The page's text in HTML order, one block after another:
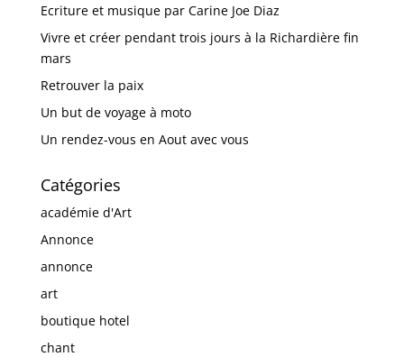
Ecriture et musique par Carine Joe Diaz
Vivre et créer pendant trois jours à la Richardière fin
mars
Retrouver la paix
Un but de voyage à moto
Un rendez-vous en Aout avec vous
Catégories
académie d'Art
Annonce
annonce
art
boutique hotel
chant